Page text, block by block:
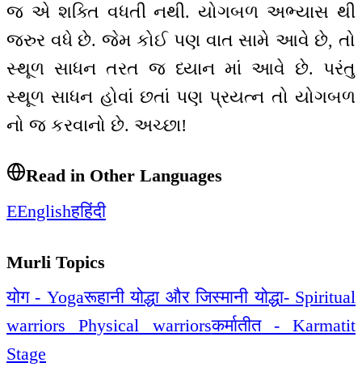
જ એ શક્તિ વધતી નથી. યોગબળ અભ્યાસ થી
જરુર વધે છે. જેમ કોઈ પણ વાત સામે આવે છે, તો
સ્થૂળ સાધન તરત જ ધ્યાન માં આવે છે. પરંતુ
સ્થૂળ સાધન હોવાં છતાં પણ પ્રયત્ન તો યોગબળ
નો જ કરવાનો છે. અચ્છા!
Read in Other Languages
EEnglishहहिंदी
Murli Topics
योग - Yogaरूहानी योद्धा और जिस्मानी योद्धा- Spiritual
warriors Physical warriorsकर्मातीत - Karmatit
Stage